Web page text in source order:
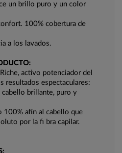
un brillo puro y un color
100% cobertura de
a los lavados.
activo potenciador del
resultados espectaculares:
brillante, puro y
100% afín al cabello que
por la fi bra capilar.